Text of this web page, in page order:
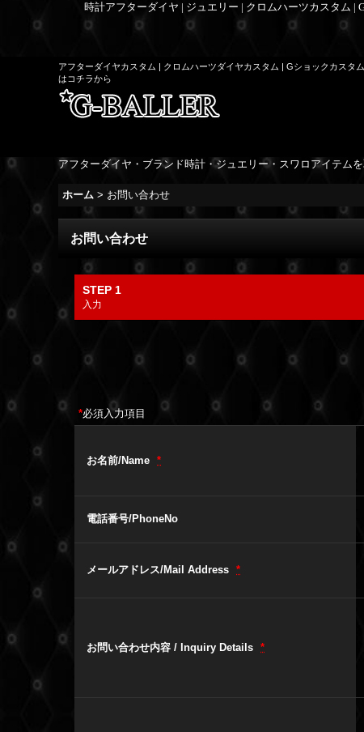
時計アフターダイヤ | ジュエリー | クロムハーツカスタム
アフターダイヤカスタム | クロムハーツダイヤカスタム | Gショックカス
はコチラから
アフターダイヤ・ブランド時計・ジュエリー・スワロアイテム
ホーム > お問い合わせ
お問い合わせ
STEP 1
入力
*必須入力項目
お名前/Name *
電話番号/PhoneNo
メールアドレス/Mail Address *
お問い合わせ内容 / Inquiry Details *